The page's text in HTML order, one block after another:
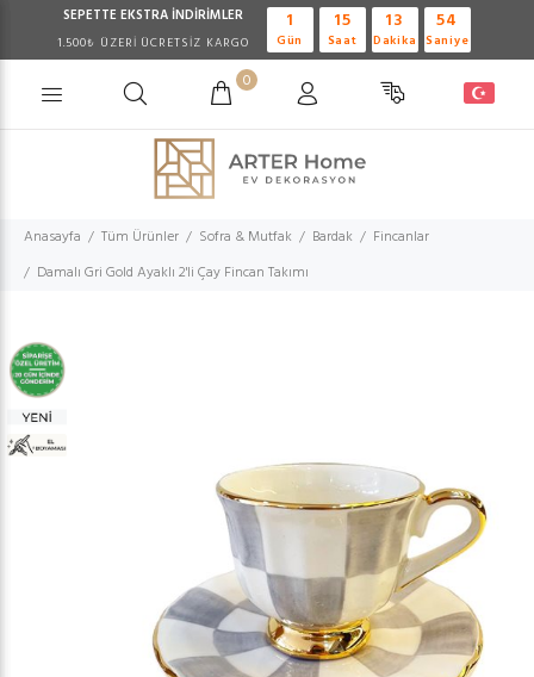
SEPETTE EKSTRA İNDİRİMLER
1.500₺ ÜZERİ ÜCRETSİZ KARGO
1
Gün
15
Saat
13
Dakika
54
Saniye
0
Anasayfa Tüm Ürünler Sofra & Mutfak Bardak
Fincanlar
Damalı Gri Gold Ayaklı 2'li Çay Fincan Takımı